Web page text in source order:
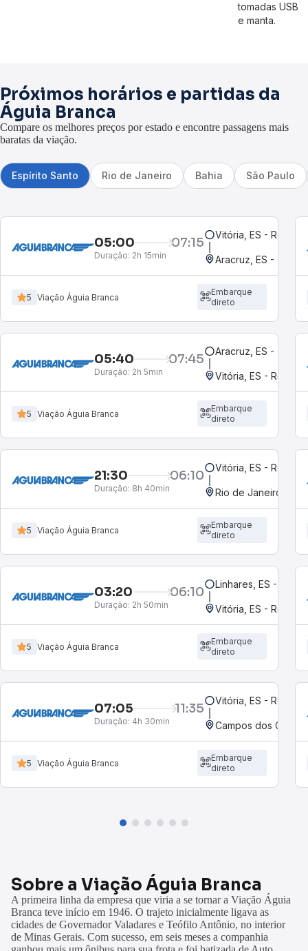
tomadas USB
e manta.
Próximos horários e partidas da
Águia Branca
Compare os melhores preços por estado e encontre passagens mais
baratas da viação.
Espírito Santo Rio de Janeiro Bahia São Paulo
05:00 07:15
Duração: 2h 15min
Vitória, ES -
5 Viação Águia Branca
Embarque
direto
05:40 07:45
Duração: 2h 5min Vitória, ES -
5 Viação Águia Branca
Embarque
direto
21:30 06:10
Duração: 8h 40min
Vitória, ES -
Rio de Janeiro, RJ
5 Viação Águia Branca
Embarque
direto
03:20 06:10
Duração: 2h 50min
Linhares, ES -
Vitória, ES -
5 Viação Águia Branca
Embarque
direto
07:05 11:35
Duração: 4h 30min
Vitória, ES -
5 Viação Águia Branca
Embarque
direto
Sobre a Viação Águia Branca
A primeira linha da empresa que viria a se tornar a Viação Águia
Branca teve início em 1946. O trajeto inicialmente ligava as
cidades de Governador Valadares e Teófilo Antônio, no interior
de Minas Gerais. Com sucesso, em seis meses a companhia